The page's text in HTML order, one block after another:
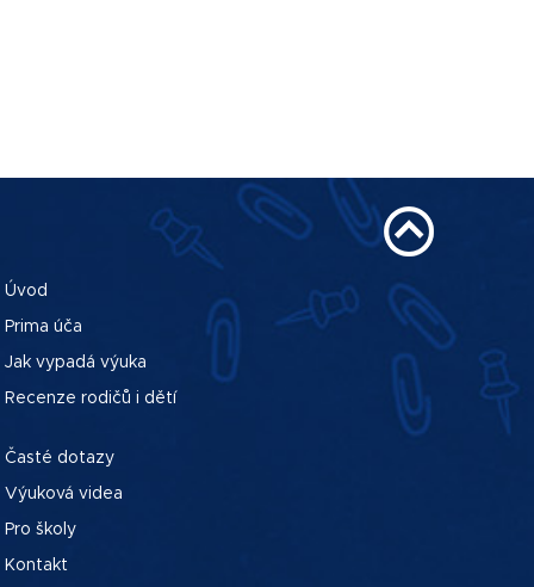
Úvod
Prima úča
Jak vypadá výuka
Recenze rodičů i dětí
Časté dotazy
Výuková videa
Pro školy
Kontakt